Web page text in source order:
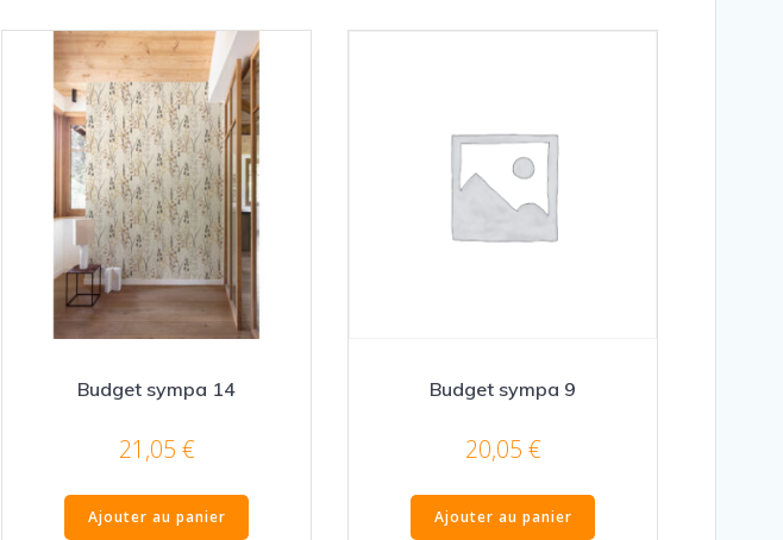
Budget sympa 14
21,05 €
Ajouter au panier
Budget sympa 9
20,05 €
Ajouter au panier